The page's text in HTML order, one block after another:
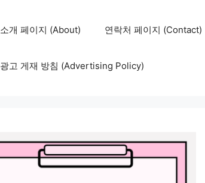
소개 페이지 (About) 연락처 페이지 (Contact)
광고 게재 방침 (Advertising Policy)